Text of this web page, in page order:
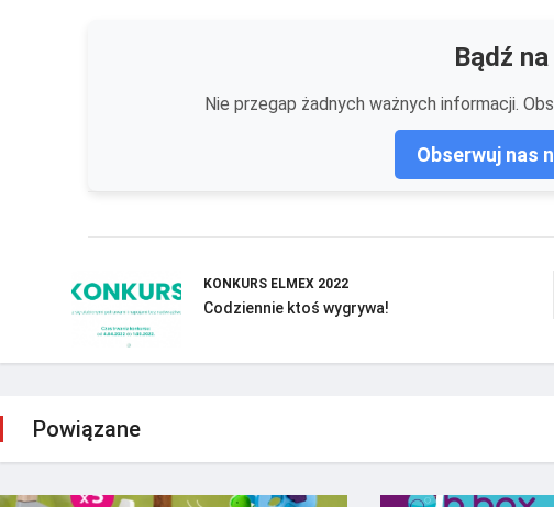
Bądź
Nie przegap żadnych ważnych informacji.
Obserwuj nas
KONKURS ELMEX 2022
Codziennie ktoś wygrywa!
Powiązane